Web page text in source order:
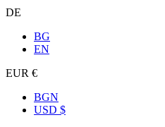
DE
BG
EN
EUR €
BGN
USD $